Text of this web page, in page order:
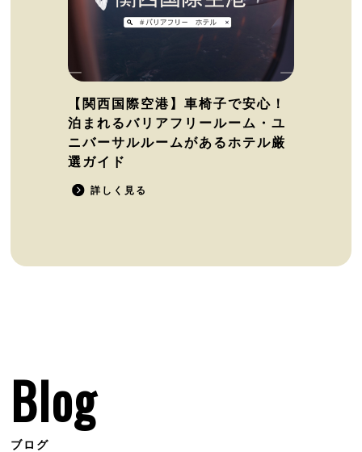
【関西国際空港】車椅子で安心！
泊まれるバリアフリールーム・ユ
ニバーサルルームがあるホテル厳
選ガイド
詳しく見る
Blog
ブログ